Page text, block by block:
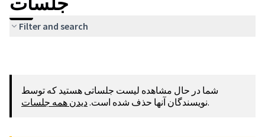
Filter and search
شما در حال مشاهده لیست جلساتی هستید که توسط
نویسندگان آنها حذف شده است.دیدن همه جلسات .